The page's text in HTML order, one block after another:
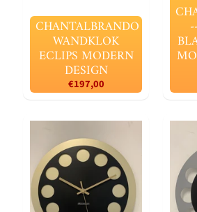
CHANTALBRANDO
WANDKLOK
ECLIPS MODERN
DESIGN
€197,00